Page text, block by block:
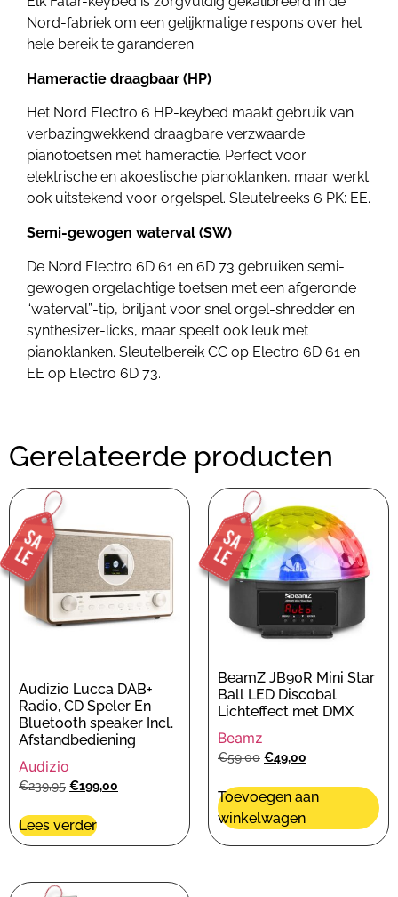
Nord-fabriek om een ​​gelijkmatige respons over het
hele bereik te garanderen.
Hameractie draagbaar (HP)
Het Nord Electro 6 HP-keybed maakt gebruik van
verbazingwekkend draagbare verzwaarde
pianotoetsen met hameractie. Perfect voor
elektrische en akoestische pianoklanken, maar werkt
ook uitstekend voor orgelspel. Sleutelreeks 6 PK: EE.
Semi-gewogen waterval (SW)
De Nord Electro 6D 61 en 6D 73 gebruiken semi-
gewogen orgelachtige toetsen met een afgeronde
“waterval”-tip, briljant voor snel orgel-shredder en
synthesizer-licks, maar speelt ook leuk met
pianoklanken. Sleutelbereik CC op Electro 6D 61 en
EE op Electro 6D 73.
Gerelateerde producten
Audizio Lucca DAB+
Radio, CD Speler En
Bluetooth speaker Incl.
Afstandbediening
Audizio
€239,95 €199,00
Lees verder
BeamZ JB90R Mini Star
Ball LED Discobal
Lichteffect met DMX
Beamz
€59,00 €49,00
Toevoegen aan
winkelwagen